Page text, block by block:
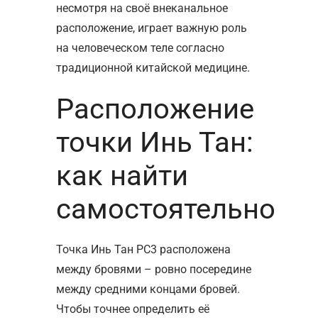
несмотря на своё внеканальное
расположение, играет важную роль
на человеческом теле согласно
традиционной китайской медицине.
Расположение
точки Инь Тан:
как найти
самостоятельно
Точка Инь Тан РС3 расположена
между бровями – ровно посередине
между средними концами бровей.
Чтобы точнее определить её